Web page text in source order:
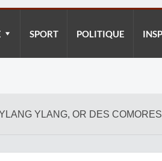
SPORT POLITIQUE
YLANG, OR DES